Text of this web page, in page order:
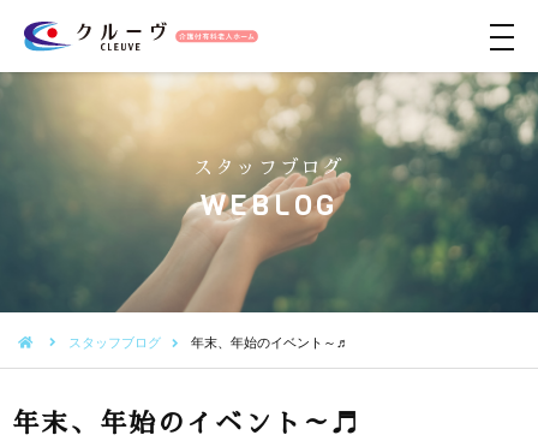
メ
ュ
ー
スタッフブログ
WEBLOG
スタッフブログ 年末、年始のイベント～♬
年末、年始のイベント～♬